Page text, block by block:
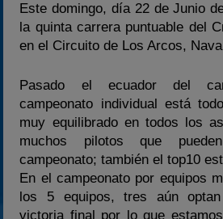
Este domingo, día 22 de Junio
la quinta carrera puntuable del
en el Circuito de Los Arcos,
Pasado el ecuador del
campeonato individual está
muy equilibrado en todos los
muchos pilotos que
campeonato; también el top10
En el campeonato por equipos
los 5 equipos, tres aún
victoria final por lo que